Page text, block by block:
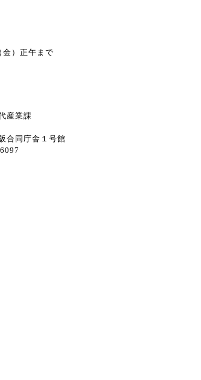
金）正午まで
産業課
合同庁舎１号館